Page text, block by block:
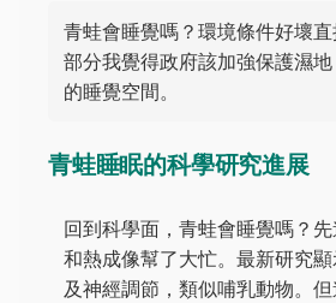
青蛙會睡覺嗎？環境條件好壞
部分我覺得政府該加強保護濕
的睡覺空間。
青蛙睡眠的科學研究進展
回到科學面，青蛙會睡覺嗎？
和熱成像幫了大忙。最新研究
及神經調節，類似哺乳動物。